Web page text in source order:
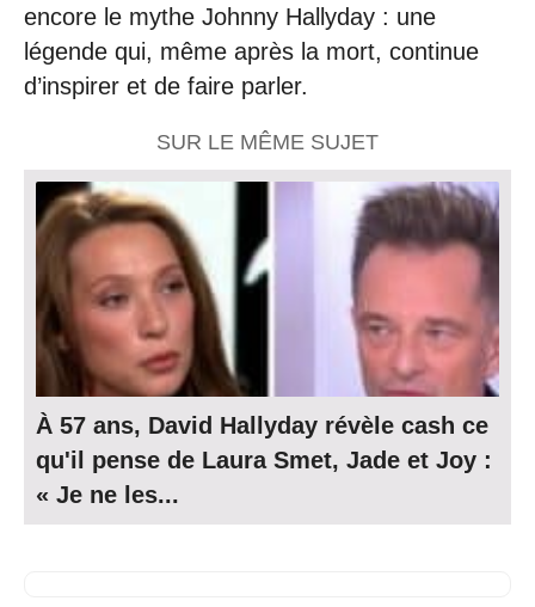
encore le mythe Johnny Hallyday : une
légende qui, même après la mort, continue
d’inspirer et de faire parler.
SUR LE MÊME SUJET
À 57 ans, David Hallyday révèle cash ce
qu'il pense de Laura Smet, Jade et Joy :
« Je ne les...